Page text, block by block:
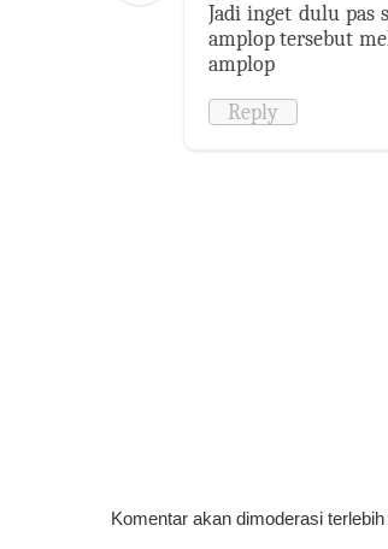
Jadi inget dulu pas
amplop tersebut
amplop
Reply
Komentar akan dimoderasi